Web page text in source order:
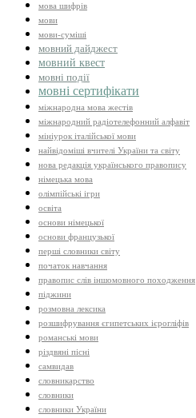
мова шифрів
мови
мови-суміші
мовний дайджест
мовний квест
мовні події
мовні сертифікати
міжнародна мова жестів
міжнародний радіотелефонний алфавіт
мініурок італійської мови
найвідоміші вчителі України та світу
нова редакція українського правопису
німецька мова
олімпійські ігри
освіта
основи німецької
основи французької
перші словники світу
початок навчання
правопис слів іншомовного походження
піджини
розмовна лексика
розшифрування єгипетських ієрогліфів
романські мови
різдвяні пісні
самвидав
словникарство
словники
словники України